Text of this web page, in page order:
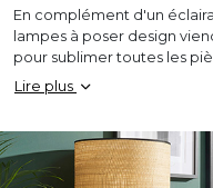
En complément d'un
lampes à poser design
pour sublimer toutes les
zone de lumière avec une
votre lit, rendez plus
une lampe à poser sur votre
bois, verre ou en métal
quotidien : contemporain,
Lire plus